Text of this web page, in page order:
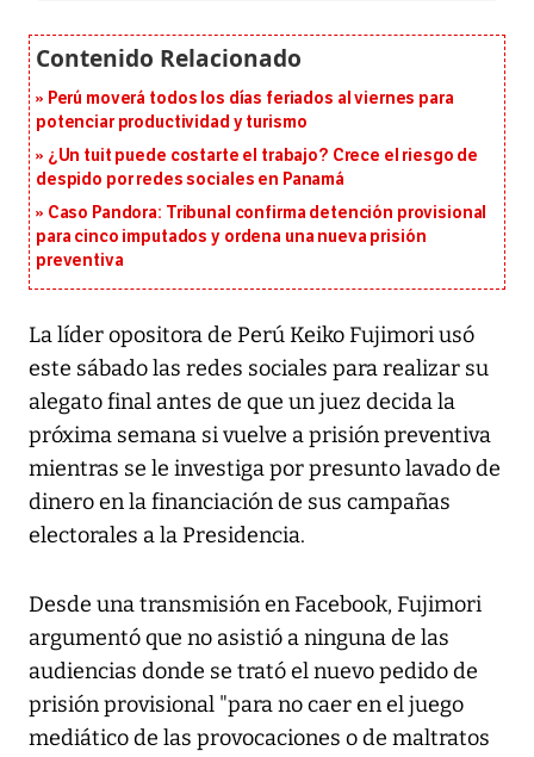
Perú moverá todos los días feriados al viernes para
potenciar productividad y turismo
¿Un tuit puede costarte el trabajo? Crece el riesgo de
despido por redes sociales en Panamá
Caso Pandora: Tribunal confirma detención provisional
para cinco imputados y ordena una nueva prisión
preventiva
La líder opositora de Perú Keiko Fujimori usó
este sábado las redes sociales para realizar su
alegato final antes de que un juez decida la
próxima semana si vuelve a prisión preventiva
mientras se le investiga por presunto lavado de
dinero en la financiación de sus campañas
electorales a la Presidencia.
Desde una transmisión en Facebook, Fujimori
argumentó que no asistió a ninguna de las
audiencias donde se trató el nuevo pedido de
prisión provisional "para no caer en el juego
mediático de las provocaciones o de maltratos